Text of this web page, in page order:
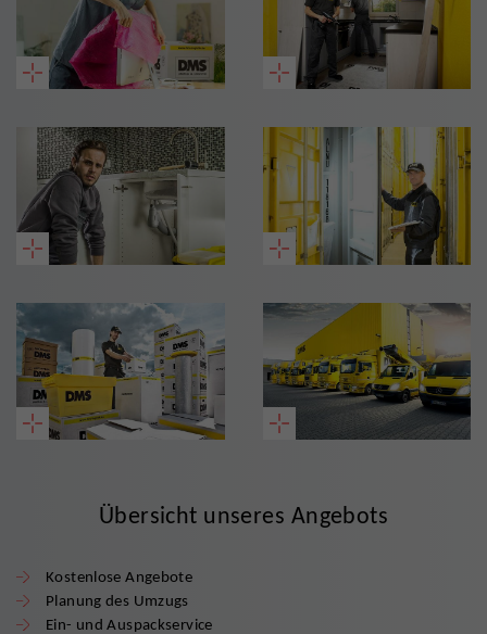
Übersicht unseres Angebots
Kostenlose Angebote
Planung des Umzugs
Ein- und Auspackservice